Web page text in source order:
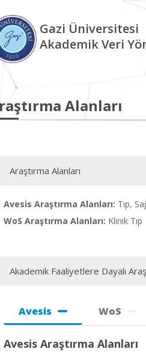
Gazi Üniversitesi
Akademik Veri
Alanları
Araştırma Alanları
Avesis Araştırma Alanları: Tıp,
WoS Araştırma Alanları: Klinik Tıp
Akademik Faaliyetlere Dayalı
Avesis WoS
Avesis Araştırma Alanları